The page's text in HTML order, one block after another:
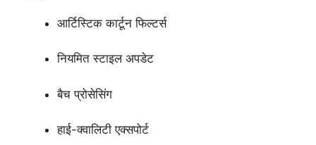
आर्टिस्टिक कार्टून फिल्टर्स
नियमित स्टाइल अपडेट
बैच प्रोसेसिंग
हाई-क्वालिटी एक्सपोर्ट